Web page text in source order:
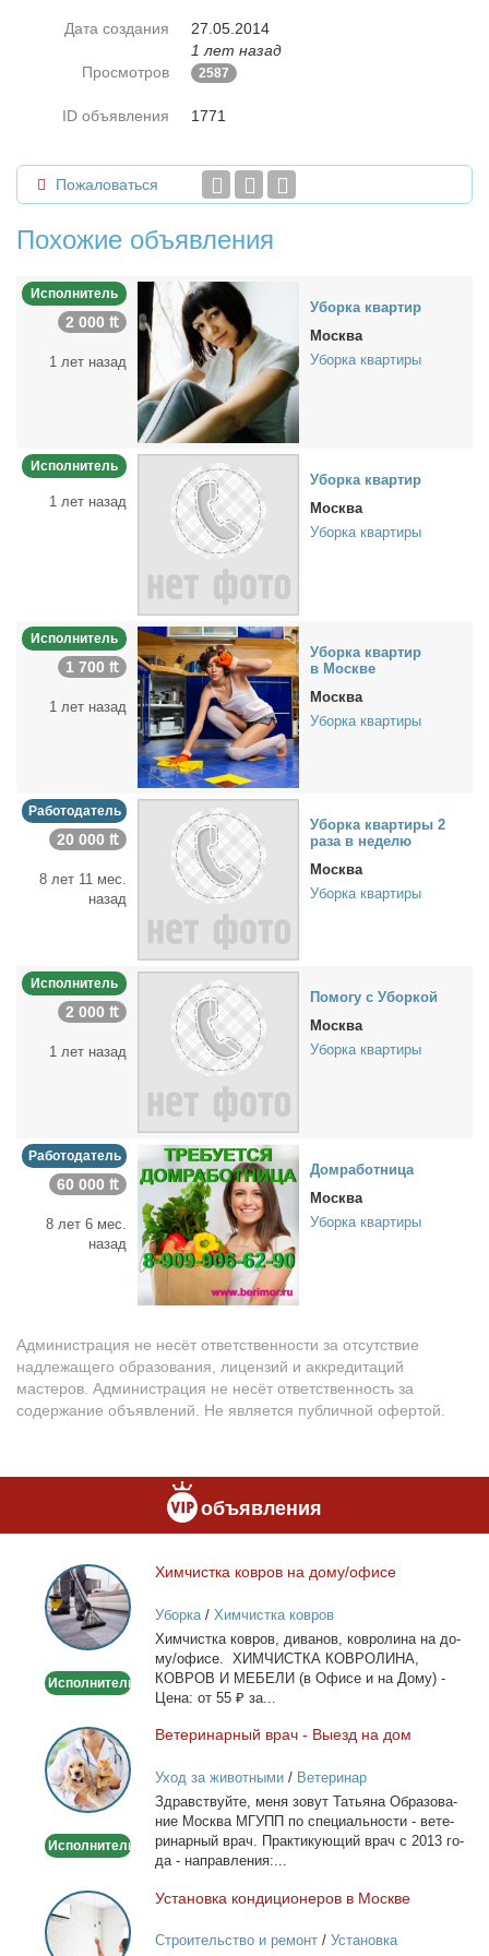
Дата создания
27.05.2014
1 лет назад
Просмотров
2587
ID объявления 1771
Пожаловаться
Похожие объявления
Исполнитель
2 000 ₶
1 лет назад
Убор­ка квар­тир
Москва
Уборка квартиры
Исполнитель
1 лет назад
Убор­ка квар­тир
Москва
Уборка квартиры
Исполнитель
1 700 ₶
1 лет назад
Убор­ка квар­тир
в Москве
Москва
Уборка квартиры
Работодатель
20 000 ₶
8 лет 11 мес.
назад
Убор­ка квар­ти­ры 2
ра­за в неде­лю
Москва
Уборка квартиры
Исполнитель
2 000 ₶
1 лет назад
По­мо­гу с Убор­кой
Москва
Уборка квартиры
Работодатель
60 000 ₶
8 лет 6 мес.
назад
Дом­ра­бот­ни­ца
Москва
Уборка квартиры
Администрация не несёт ответственности за отсутствие
надлежащего образования, лицензий и аккредитаций
мастеров. Администрация не несёт ответственность за
содержание объявлений. Не является публичной офертой.
объявления
Химчистка
ковров
на
дому/
Исполнитель
Хим­чист­ка ков­ров на до­му/офи­се
Уборка/ Химчистка ковров
Хим­чист­ка ков­ров, ди­ва­нов, ков­ро­ли­на на до­
му/офи­се. ХИМЧИСТКА КОВРОЛИНА,
КОВРОВ И МЕБЕЛИ (в Офи­се и на До­му) -
Це­на: от 55 ₽ за...
Ветеринарный
врач
-
Выезд
дом
Исполнитель
Ве­те­ри­нар­ный врач - Вы­езд на дом
Уход за животными/ Ветеринар
Здрав­ствуй­те, ме­ня зо­вут Та­тья­на Об­ра­зо­ва­
ние Москва МГУПП по спе­ци­аль­но­сти - ве­те­
ри­нар­ный врач. Прак­ти­ку­ю­щий врач с 2013 го­
да - на­прав­ле­ния:...
Установка
кондиционеров
в
Уста­нов­ка кон­ди­ци­о­не­ров в Москве
Строительство и ремонт/ Установка